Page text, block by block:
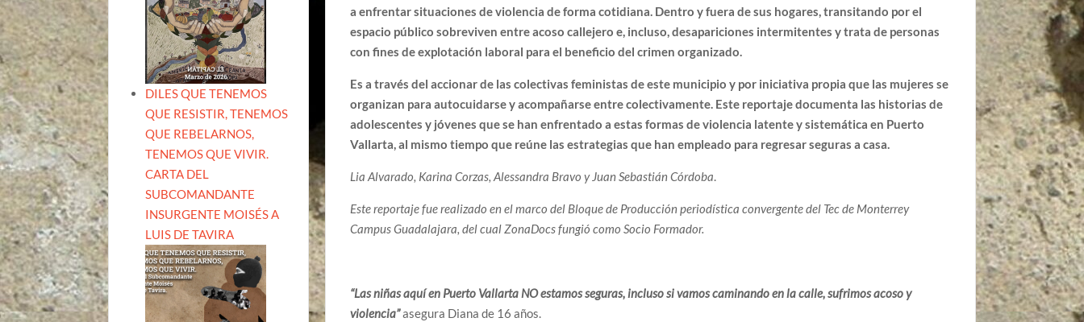
a enfrentar situaciones de violencia de forma cotidiana. Dentro y fuera de sus hogares, transitando por el
espacio público sobreviven entre acoso callejero e, incluso, desapariciones intermitentes y trata de personas
con fines de explotación laboral para el beneficio del crimen organizado.
Es a través del accionar de las colectivas feministas de este municipio y por iniciativa propia que las mujeres se
organizan para autocuidarse y acompañarse entre colectivamente. Este reportaje documenta las historias de
adolescentes y jóvenes que se han enfrentado a estas formas de violencia latente y sistemática en Puerto
Vallarta, al mismo tiempo que reúne las estrategias que han empleado para regresar seguras a casa.
Lia Alvarado, Karina Corzas, Alessandra Bravo y Juan Sebastián Córdoba.
Este reportaje fue realizado en el marco del Bloque de Producción periodística convergente del Tec de Monterrey
Campus Guadalajara, del cual ZonaDocs fungió como Socio Formador.
“Las niñas aquí en Puerto Vallarta NO estamos seguras, incluso si vamos caminando en la calle, sufrimos acoso y
violencia”asegura Diana de 16 años.
DILES QUE TENEMOS
QUE RESISTIR, TENEMOS
QUE REBELARNOS,
TENEMOS QUE VIVIR.
CARTA DEL
SUBCOMANDANTE
INSURGENTE MOISÉS A
LUIS DE TAVIRA